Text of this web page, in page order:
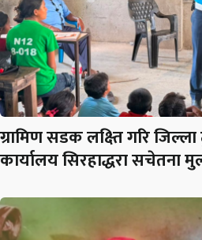
ग्रामिण सडक लक्ष्ति गरि जिल्ला
कार्यालय सिरहाद्धरा सचेतना